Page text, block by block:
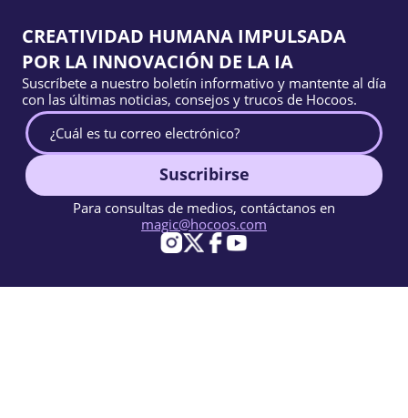
CREATIVIDAD HUMANA IMPULSADA
POR LA INNOVACIÓN DE LA IA
Suscríbete a nuestro boletín informativo y mantente al día
con las últimas noticias, consejos y trucos de Hocoos.
Suscribirse
Para consultas de medios, contáctanos en
magic@hocoos.com